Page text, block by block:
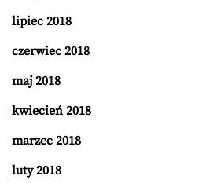
lipiec 2018
czerwiec 2018
maj 2018
kwiecień 2018
marzec 2018
luty 2018